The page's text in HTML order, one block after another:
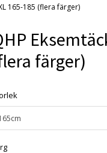
165-185 (flera färger)
färger)